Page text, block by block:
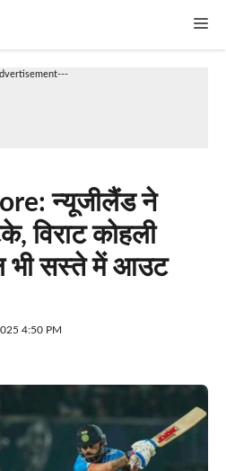
न्यूजीलैंड ने
विराट कोहली
भी सस्ते में आउट
4:50 PM